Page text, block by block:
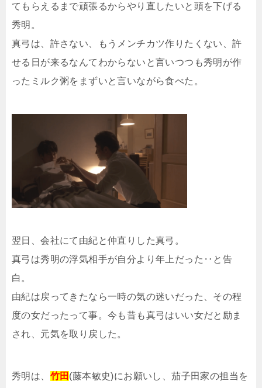
てもらえるまで頑張るからやり直したいと頭を下げる
秀明。
真弓は、許さない、もうメンチカツ作りたくない、許
せる日が来るなんてわからないと言いつつも秀明が作
ったミルク粥をまずいと言いながら食べた。
翌日、会社にて由紀と仲直りした真弓。
真弓は秀明の浮気相手が自分より年上だった‥と告
白。
由紀は戻ってきたなら一時の気の迷いだった、その程
度の女だったって事。今も昔も真弓はいい女だと励ま
され、元気を取り戻した。
秀明は、 竹田 (藤本敏史)にお願いし、茄子田家の担当を